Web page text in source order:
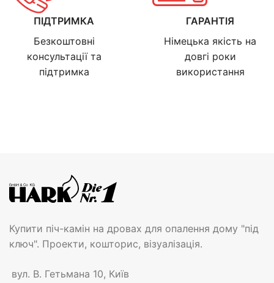
ПІДТРИМКА
Безкоштовні
консультації та
підтримка
ГАРАНТІЯ
Німецька якість на
довгі роки
використання
Купити піч-камін на дровах для опалення дому "під
ключ". Проекти, кошторис, візуалізація.
вул. В. Гетьмана 10, Київ